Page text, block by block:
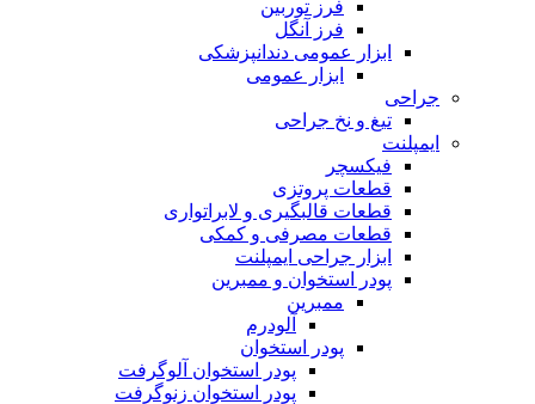
فرز توربین
فرز آنگل
ابزار عمومی دندانپزشکی
ابزار عمومی
جراحی
تیغ و نخ جراحی
ایمپلنت
فیکسچر
قطعات پروتزی
قطعات قالبگیری و لابراتواری
قطعات مصرفی و کمکی
ابزار جراحی ایمپلنت
پودر استخوان و ممبرین
ممبرین
آلودرم
پودر استخوان
پودر استخوان آلوگرفت
پودر استخوان زنوگرفت